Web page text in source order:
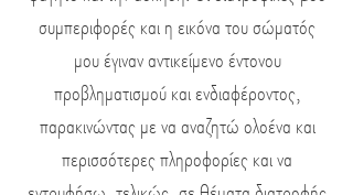
συμπεριφορές και η εικόνα του σώματός
μου έγιναν αντικείμενο έντονου
προβληματισμού και ενδιαφέροντος,
παρακινώντας με να αναζητώ ολοένα και
περισσότερες πληροφορίες και να